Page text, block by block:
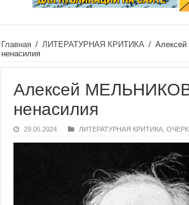
Главная / ЛИТЕРАТУРНАЯ КРИТИКА /
ненасилия
Алексей
ненасилия
29.05.2024 ЛИТЕРАТУРНАЯ КРИТИКА ,